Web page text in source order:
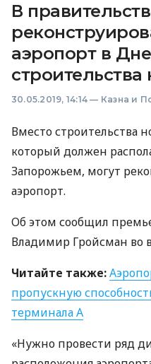
В
аэропорт в
строительства
30.05.2019, 14:14 — Казна и
Вместо строительства
который должен
Запорожьем, могут
аэропорт.
Об этом сообщил
Владимир Гройсман во
Читайте также:
пропускную
терминала А
«Нужно провести ряд